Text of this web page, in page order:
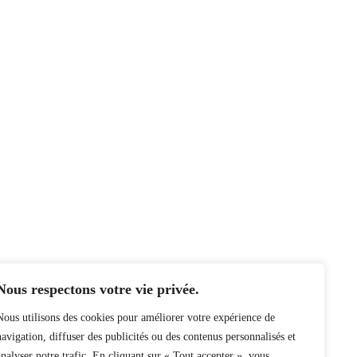
respectons votre vie privée.
utilisons des cookies pour améliorer votre expérience de
diffuser des publicités ou des contenus personnalisés et